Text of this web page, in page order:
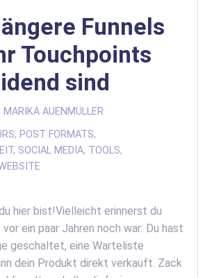
Funnels
Touchpoints
sind
MARIKA AUENMÜLLER
, POST FORMATS,
, SOCIAL MEDIA, TOOLS,
hier bist!Vielleicht erinnerst du
ein paar Jahren noch war: Du hast
geschaltet, eine Warteliste
dein Produkt direkt verkauft. Zack